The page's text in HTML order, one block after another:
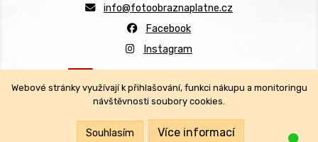
info@fotoobraznaplatne.cz
Facebook
Instagram
Všechna práva vyhrazena.
Webové stránky využívají k přihlašování, funkci nákupu a monitoringu
návštěvnosti soubory cookies.
Souhlasím Více informací